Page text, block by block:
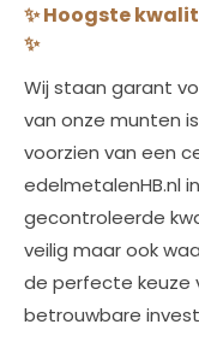
✨Hoogste
✨
Wij staan garant
van onze munten
voorzien van een
edelmetalenHB.nl
gecontroleerde
veilig maar ook
de perfecte keuze
betrouwbare